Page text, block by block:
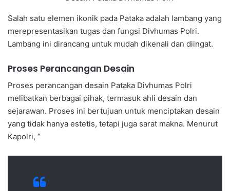
Salah satu elemen ikonik pada Pataka adalah lambang yang
merepresentasikan tugas dan fungsi Divhumas Polri.
Lambang ini dirancang untuk mudah dikenali dan diingat.
Proses Perancangan Desain
Proses perancangan desain Pataka Divhumas Polri
melibatkan berbagai pihak, termasuk ahli desain dan
sejarawan. Proses ini bertujuan untuk menciptakan desain
yang tidak hanya estetis, tetapi juga sarat makna. Menurut
Kapolri, “